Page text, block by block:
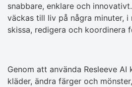
snabbare, enklare och
väckas till liv på några minuter,
skissa, redigera och koordinera
Genom att använda Resleeve AI
kläder, ändra färger och